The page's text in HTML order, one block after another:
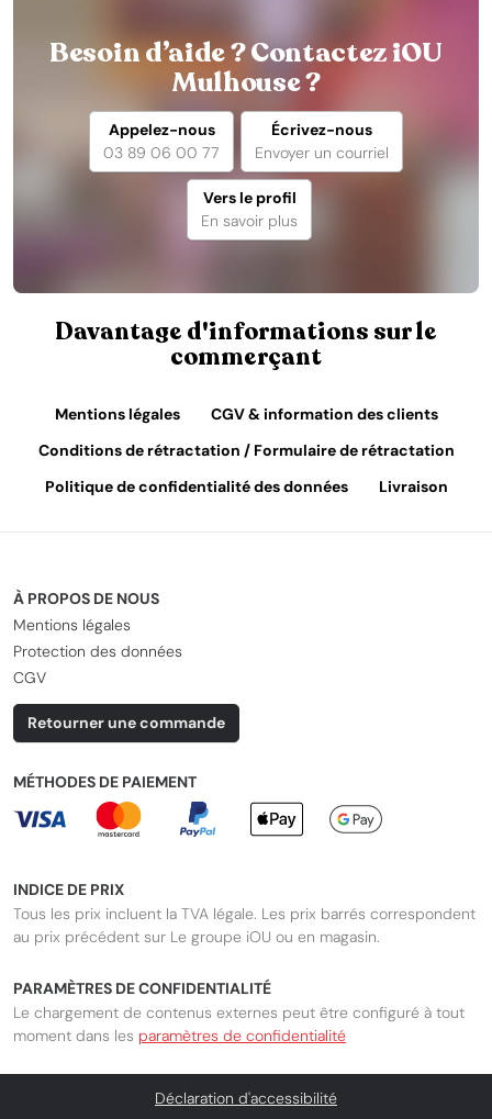
Besoin d’aide ? Contactez iOU
Mulhouse ?
Appelez-nous
03 89 06 00 77
Écrivez-nous
Envoyer un courriel
Vers le profil
En savoir plus
Davantage d'informations sur le
commerçant
Mentions légales
CGV & information des clients
Conditions de rétractation / Formulaire de rétractation
Politique de confidentialité des données
Livraison
À PROPOS DE NOUS
Mentions légales
Protection des données
CGV
Retourner une commande
MÉTHODES DE PAIEMENT
INDICE DE PRIX
Tous les prix incluent la TVA légale. Les prix barrés correspondent
au prix précédent sur Le groupe iOU ou en magasin.
PARAMÈTRES DE CONFIDENTIALITÉ
Le chargement de contenus externes peut être configuré à tout
moment dans les paramètres de confidentialité
Déclaration d'accessibilité